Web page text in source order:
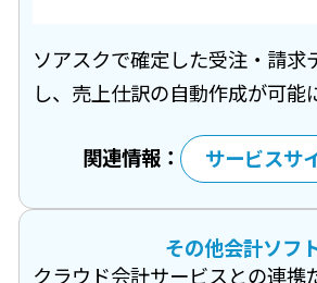
ソアスクで確定した受注・請求
し、売上仕訳の自動作成が可能
関連情報： サービスサ
その他会計ソフ
クラウド会計サービスとの連携